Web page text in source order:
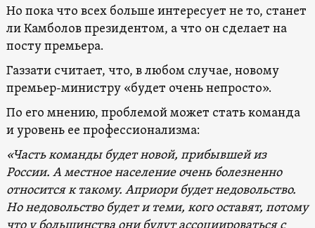
Но пока что всех больше интересует не то, станет
ли Камболов президентом, а что он сделает на
посту премьера.
Газзати считает, что, в любом случае, новому
премьер-министру «будет очень непросто».
По его мнению, проблемой может стать команда
и уровень ее профессионализма:
«Часть команды будет новой, прибывшей из
России. А местное население очень болезненно
относится к такому. Априори будет недовольство.
Но недовольство будет и теми, кого оставят, потому